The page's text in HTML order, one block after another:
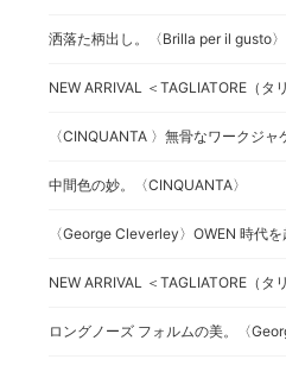
洒落た柄出し。〈Brilla per il gusto〉
中間色の妙。〈CINQUANTA〉